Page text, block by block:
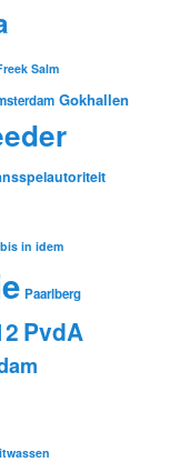
Salm
Gokhallen
in idem
Paarlberg
PvdA